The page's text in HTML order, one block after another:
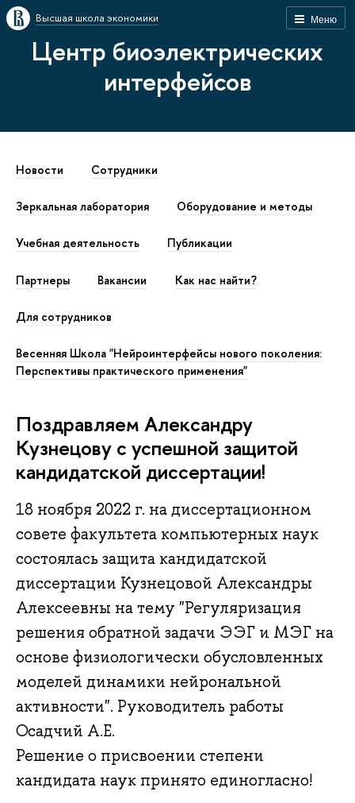
Меню
Высшая школа экономики
Центр биоэлектрических
интерфейсов
Новости Сотрудники
Зеркальная лаборатория Оборудование и методы
Учебная деятельность Публикации
Партнеры Вакансии Как наc найти?
Для сотрудников
Весенняя Школа "Нейроинтерфейсы нового поколения:
Перспективы практического применения"
Поздравляем Александру
Кузнецову с успешной защитой
кандидатской диссертации!
18 ноября 2022 г. на диссертационном
совете факультета компьютерных наук
состоялась защита кандидатской
диссертации Кузнецовой Александры
Алексеевны на тему "Регуляризация
решения обратной задачи ЭЭГ и МЭГ на
основе физиологически обусловленных
моделей динамики нейрональной
активности". Руководитель работы
Осадчий А.Е.
Решение о присвоении степени
кандидата наук принято единогласно!